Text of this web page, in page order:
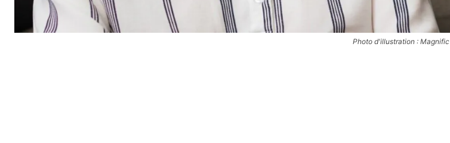
Photo d'illustration : Magnific